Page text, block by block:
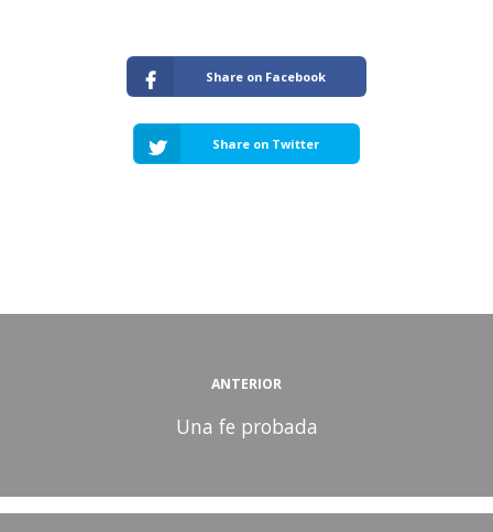
Share on Facebook
Share on Twitter
ANTERIOR
Una fe probada